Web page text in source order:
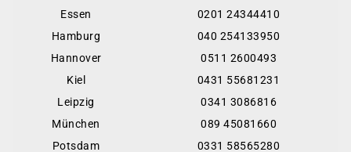
Essen
0201 24344410
Hamburg
040 254133950
Hannover
0511 2600493
Kiel
0431 55681231
Leipzig
0341 3086816
München
089 45081660
Potsdam
0331 58565280